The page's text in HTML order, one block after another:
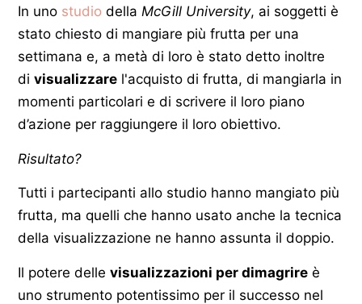
In uno studio della McGill University, ai soggetti è
stato chiesto di mangiare più frutta per una
settimana e, a metà di loro è stato detto inoltre
di visualizzare l'acquisto di frutta, di mangiarla in
momenti particolari e di scrivere il loro piano
d’azione per raggiungere il loro obiettivo.
Risultato?
Tutti i partecipanti allo studio hanno mangiato più
frutta, ma quelli che hanno usato anche la tecnica
della visualizzazione ne hanno assunta il doppio.
Il potere delle visualizzazioni per dimagrire è
uno strumento potentissimo per il successo nel